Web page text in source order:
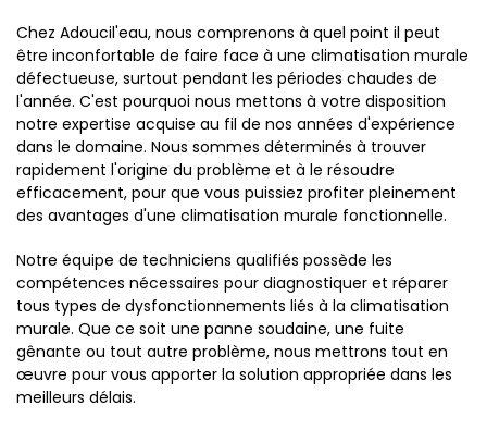
Chez Adoucil'eau, nous comprenons à quel point il peut
être inconfortable de faire face à une climatisation murale
défectueuse, surtout pendant les périodes chaudes de
l'année. C'est pourquoi nous mettons à votre disposition
notre expertise acquise au fil de nos années d'expérience
dans le domaine. Nous sommes déterminés à trouver
rapidement l'origine du problème et à le résoudre
efficacement, pour que vous puissiez profiter pleinement
des avantages d'une climatisation murale fonctionnelle.
Notre équipe de techniciens qualifiés possède les
compétences nécessaires pour diagnostiquer et réparer
tous types de dysfonctionnements liés à la climatisation
murale. Que ce soit une panne soudaine, une fuite
gênante ou tout autre problème, nous mettrons tout en
œuvre pour vous apporter la solution appropriée dans les
meilleurs délais.